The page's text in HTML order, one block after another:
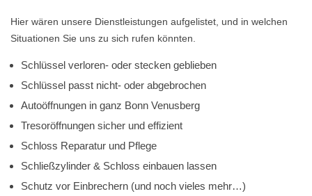
Hier wären unsere Dienstleistungen aufgelistet, und in welchen
Situationen Sie uns zu sich rufen könnten.
Schlüssel verloren- oder stecken geblieben
Schlüssel passt nicht- oder abgebrochen
Autoöffnungen in ganz Bonn Venusberg
Tresoröffnungen sicher und effizient
Schloss Reparatur und Pflege
Schließzylinder & Schloss einbauen lassen
Schutz vor Einbrechern (und noch vieles mehr…)